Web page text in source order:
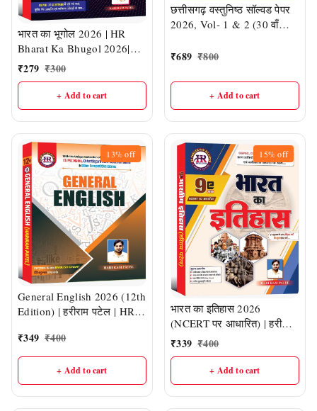
भारत का भूगोल 2026 | HR
Bharat Ka Bhugol 2026|
CGPSC एवं व्यापम में पूछे गए
नवीनतम आंकड़ों के साथ | हरिराम
पटेल (HR PUBLICATION)
₹279 ₹300
+ Add to cart
छत्तीसगढ़ वस्तुनिष्ठ सॉल्वड पेपर
2026, Vol- 1 & 2 (30 वाँ
Publication)
₹689 ₹800
+ Add to cart
13%off
General English 2026 (12th
Edition) | हरीराम पटेल | HR
₹349 ₹400
+ Add to cart
15%off
भारत का इतिहास 2026
(NCERT पर आधारित) | हरीराम
पटेल (HR Publication)
₹339 ₹400
+ Add to cart